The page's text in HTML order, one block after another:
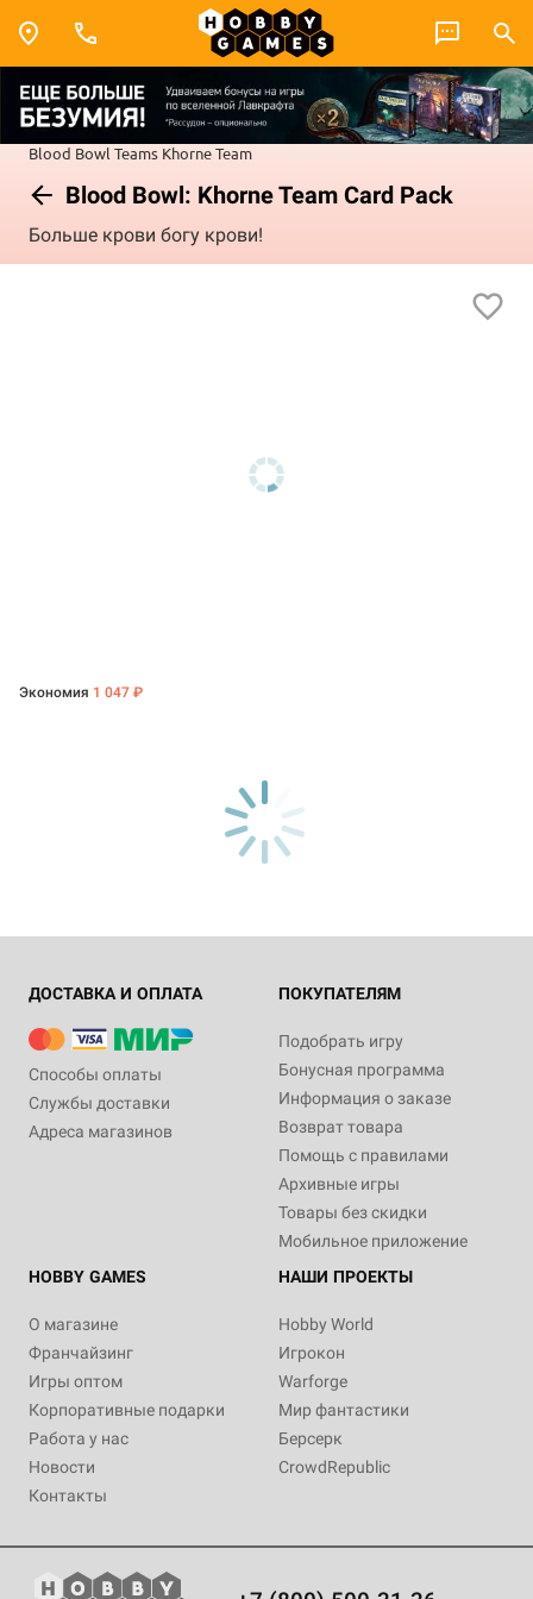
Blood Bowl Teams Khorne Team
Blood Bowl: Khorne Team Card Pack
Больше крови богу крови!
Экономия 1 047 ₽
ДОСТАВКА И ОПЛАТА
Способы оплаты
Службы доставки
Адреса магазинов
ПОКУПАТЕЛЯМ
Подобрать игру
Бонусная программа
Информация о заказе
Возврат товара
Помощь с правилами
Архивные игры
Товары без скидки
Мобильное приложение
HOBBY GAMES
О магазине
Франчайзинг
Игры оптом
Корпоративные подарки
Работа у нас
Новости
Контакты
НАШИ ПРОЕКТЫ
Hobby World
Игрокон
Warforge
Мир фантастики
Берсерк
CrowdRepublic